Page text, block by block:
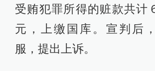
受贿犯罪所得的赃款共计
元，上缴国库。宣判后
服，提出上诉。